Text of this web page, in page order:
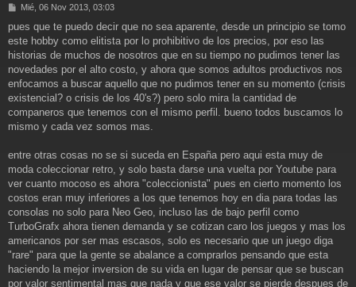
M
n
s
a
j
e
Mié, 06 Nov 2013, 03:03
pues que te puedo decir que no sea aparente, desde un principio se tomo
este hobby como elitista por lo prohibitivo de los precios, por eso las
historias de muchos de nosotros que en su tiempo no pudimos tener las
novedades por el alto costo, y ahora que somos adultos productivos nos
enfocamos a buscar aquello que no pudimos tener en su momento (crisis
existencial? o crisis de los 40's?) pero solo mira la cantidad de
companeros que tenemos con el mismo perfil. bueno todos buscamos lo
mismo y cada vez somos mas.
entre otras cosas no se si suceda en España pero aqui esta muy de
moda coleccionar retro, y solo basta darse una vuelta por Youtube para
ver cuanto mocoso es ahora "coleccionista" pues en cierto momento los
costos eran muy inferiores a los que tenemos hoy en dia para todas las
consolas no solo para Neo Geo, incluso las de bajo perfil como
TurboGrafx ahora tienen demanda y se cotizan caro los juegos y mas los
americanos por ser mas escasos, solo es necesario que un juego diga
"rare" para que la gente se abalance a comprarlos pensando que esta
haciendo la mejor inversion de su vida en lugar de pensar que se buscan
por valor sentimental mas que nada y que ese valor se pierde despues de